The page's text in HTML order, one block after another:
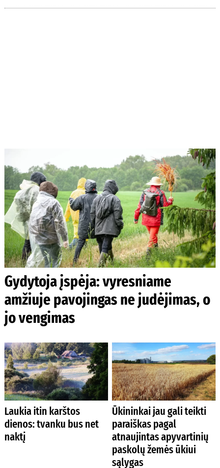
Gydytoja įspėja: vyresniame
amžiuje pavojingas ne judėjimas, o
jo vengimas
Laukia itin karštos
dienos: tvanku bus net
naktį
Ūkininkai jau gali teikti
paraiškas pagal
atnaujintas apyvartinių
paskolų žemės ūkiui
sąlygas